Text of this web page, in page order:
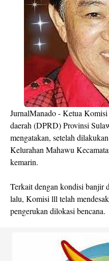
JurnalManado - Ketua
daerah (DPRD) Provinsi
mengatakan, setelah
Kelurahan Mahawu
kemarin.
Terkait dengan kondisi banjir
lalu, Komisi lll telah
pengerukan dilokasi bencana.